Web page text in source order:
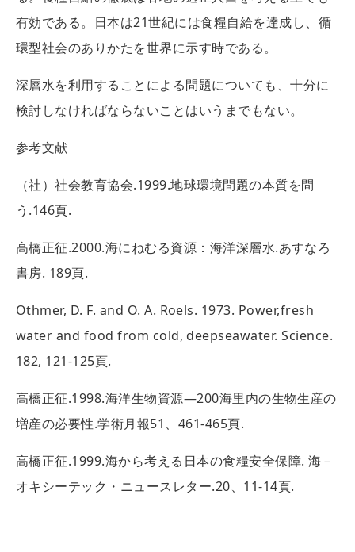
有効である。日本は21世紀には食糧自給を達成し、循
環型社会のありかたを世界に示す時である。
深層水を利用することによる問題についても、十分に
検討しなければならないことはいうまでもない。
参考文献
（社）社会教育協会.1999.地球環境問題の本質を問
う.146頁.
高橋正征.2000.海にねむる資源：海洋深層水.あすなろ
書房. 189頁.
Othmer, D. F. and O. A. Roels. 1973. Power,fresh
water and food from cold, deepseawater. Science.
182, 121-125頁.
高橋正征.1998.海洋生物資源―200海里内の生物生産の
増産の必要性.学術月報51、461-465頁.
高橋正征.1999.海から考える日本の食糧安全保障. 海－
オキシーテック・ニュースレター.20、11-14頁.